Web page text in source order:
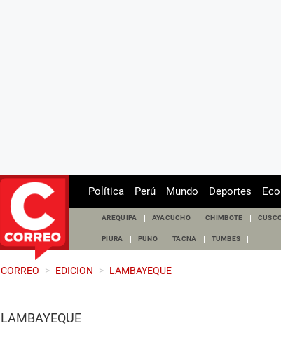
Política Perú Mundo Deportes
AREQUIPA AYACUCHO CHIMBOTE
PIURA PUNO TACNA TUMBES
CORREO > EDICION > LAMBAYEQUE
LAMBAYEQUE